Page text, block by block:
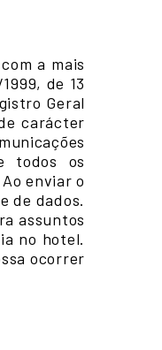
a mais
de 13
Geral
carácter
todos os
enviar o
de dados.
assuntos
no hotel.
ocorrer